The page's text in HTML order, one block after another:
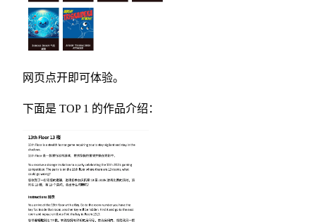
网页点开即可体验。
下面是 TOP 1 的作品介绍：